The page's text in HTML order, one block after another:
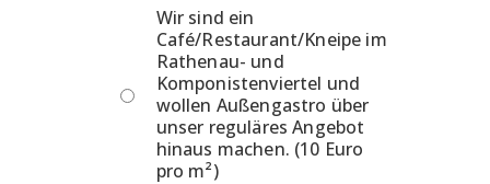
Wir sind ein
Café/Restaurant/Kneipe im
Rathenau- und
Komponistenviertel und
wollen Außengastro über
unser reguläres Angebot
hinaus machen. (10 Euro
pro m²)